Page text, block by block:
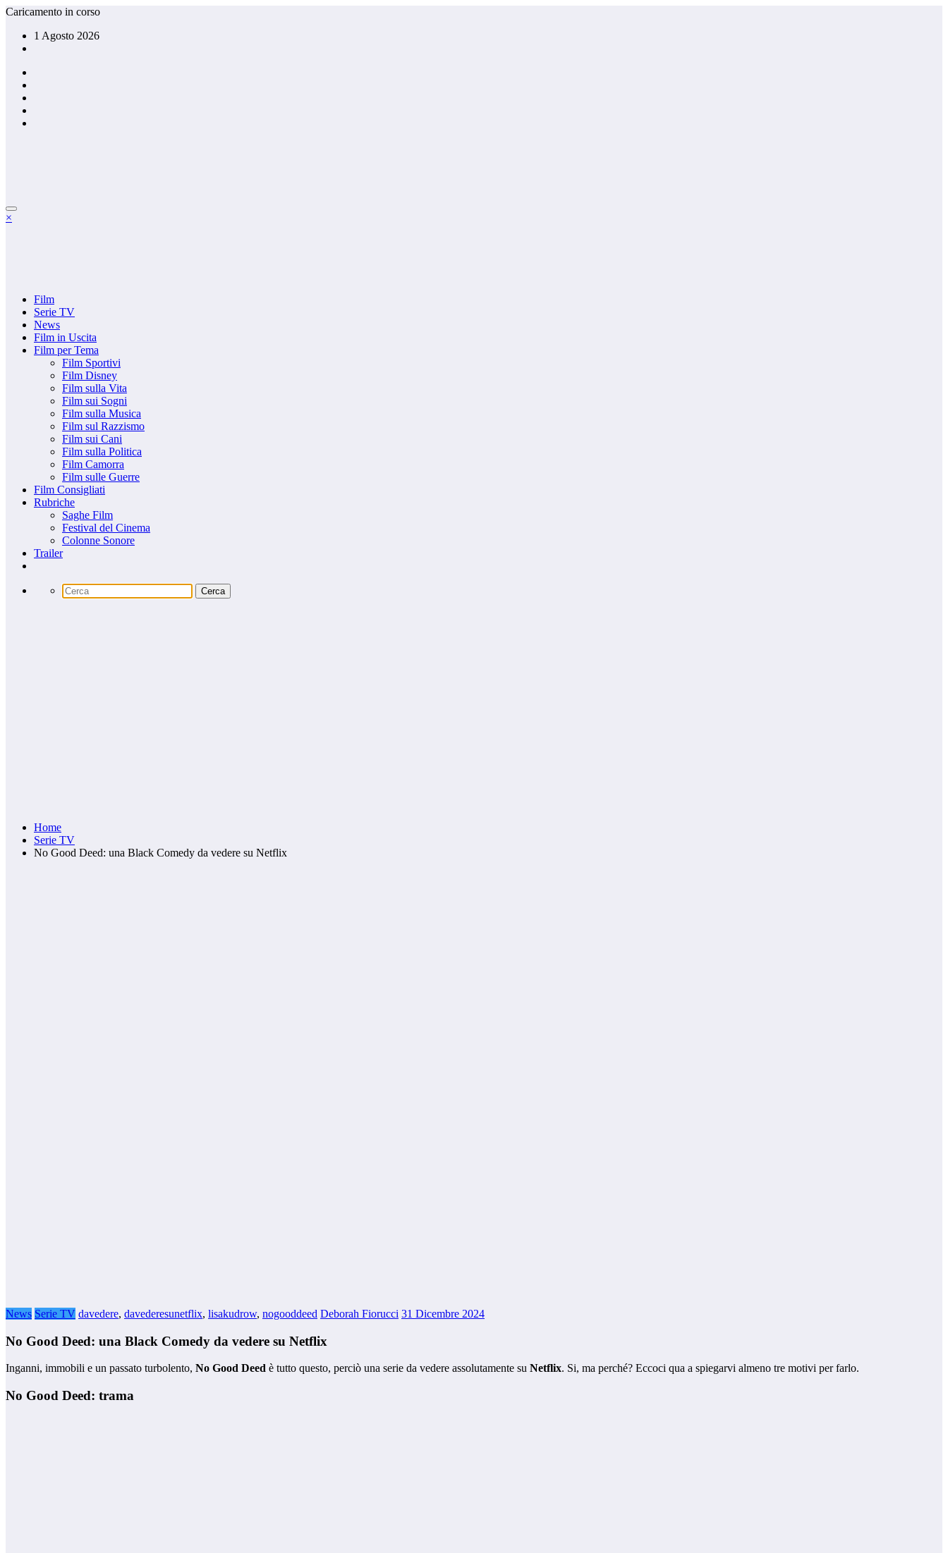
Vai
contenuto
Caricamento in corso
1 Agosto 2026
×
Film
Serie TV
News
Film in Uscita
Film per Tema
Film Sportivi
Film Disney
Film sulla Vita
Film sui Sogni
Film sulla Musica
Film sul Razzismo
Film sui Cani
Film sulla Politica
Film Camorra
Film sulle Guerre
Film Consigliati
Rubriche
Saghe Film
Festival del Cinema
Colonne Sonore
Trailer
Home
Serie TV
No Good Deed: una Black Comedy da vedere su Netflix
News Serie TV davedere, davederesunetflix, lisakudrow, nogooddeed Deborah Fiorucci 31 Dicembre 2024
No Good Deed: una Black Comedy da vedere su Netflix
Inganni, immobili e un passato turbolento, No Good Deed è tutto questo, perciò una serie da vedere assolutamente su Netflix. Si, ma perché? Eccoci qua a spiegarvi almeno tre motivi per farlo.
No Good Deed: trama